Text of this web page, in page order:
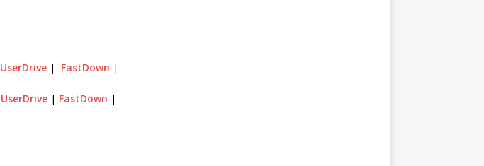
UserDrive | FastDown |
UserDrive| FastDown |